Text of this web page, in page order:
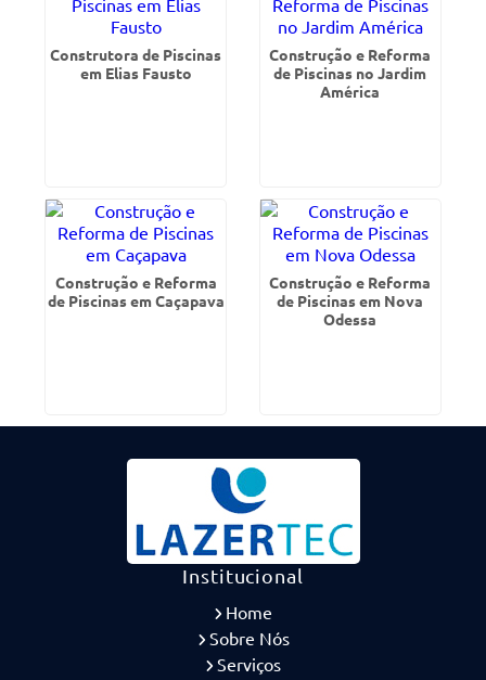
Construtora de Piscinas
em Elias Fausto
Construção e Reforma
de Piscinas no Jardim
América
Construção e Reforma
de Piscinas em Caçapava
Construção e Reforma
de Piscinas em Nova
Odessa
Institucional
Home
Sobre Nós
Serviços